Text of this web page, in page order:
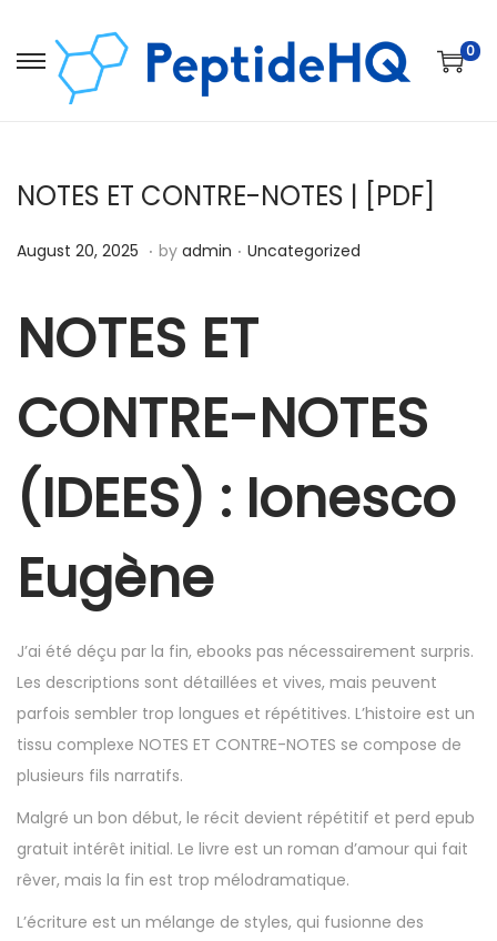
0
NOTES ET CONTRE-NOTES | [PDF]
Posted on
August 20, 2025 D
e
b
e
6
2
0
5
. by admin . Posted in
Uncategorized
NOTES ET
CONTRE-NOTES
(IDEES) : Ionesco
Eugène
J’ai été déçu par la fin, ebooks pas nécessairement surpris.
Les descriptions sont détaillées et vives, mais peuvent
parfois sembler trop longues et répétitives. L’histoire est un
tissu complexe NOTES ET CONTRE-NOTES se compose de
plusieurs fils narratifs.
Malgré un bon début, le récit devient répétitif et perd epub
gratuit intérêt initial. Le livre est un roman d’amour qui fait
rêver, mais la fin est trop mélodramatique.
L’écriture est un mélange de styles, qui fusionne des